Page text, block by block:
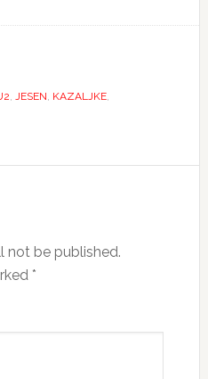
, JESEN, KAZALJKE,
not be published.
*